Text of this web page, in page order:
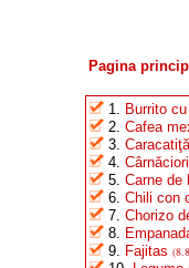
Pagina
1. Burrito
2. Cafea
3.
4.
5. Carne de
6. Chili con
7. Chorizo
8.
9. Fajitas